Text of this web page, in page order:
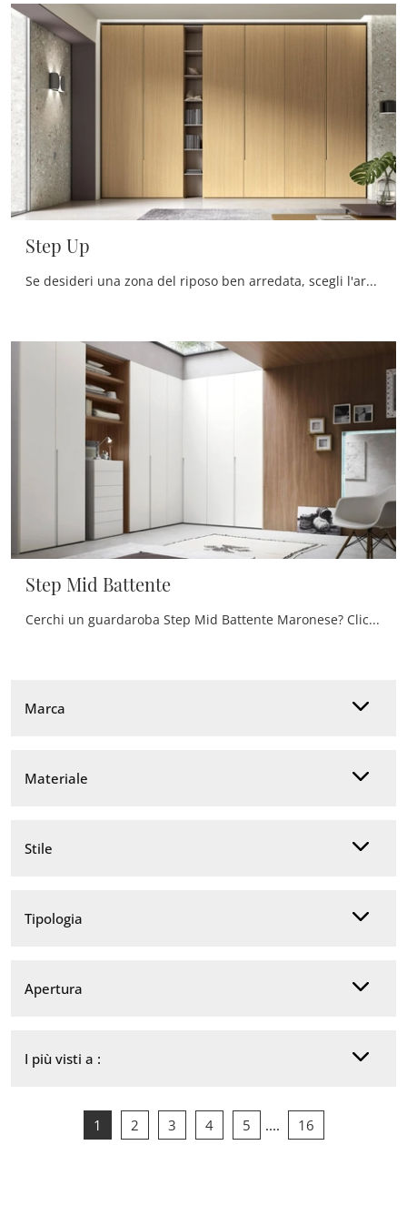
Marca
Materiale
Stile
Tipologia
Apertura
I più visti a :
Step Up
Se desideri una zona del riposo ben arredata, scegli l'armadio Step Up con ante battenti di Maronese!
Step Mid Battente
Cerchi un guardaroba Step Mid Battente Maronese? Clicca subito! Gli armadi ad angolo con ante battenti ti aspettano.
1 2 3 4 5 .... 16